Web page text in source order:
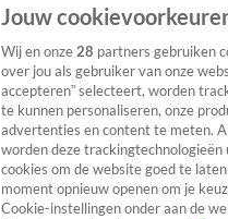
Jouw
Wij en onze 28 partners gebruiken
over jou als gebruiker van onze
accepteren” selecteert, worden
te kunnen personaliseren, onze
advertenties en content te meten.
worden deze
cookies om de website goed te
moment opnieuw openen om je
Cookie-instellingen onder aan de